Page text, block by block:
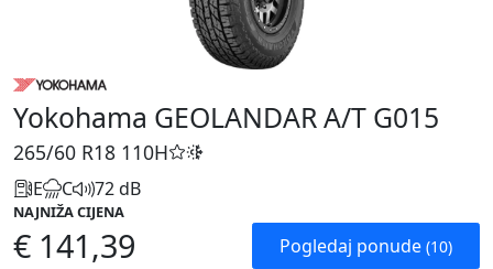
Yokohama GEOLANDAR A/T G015
265/60 R18 110H
E C 72 dB
NAJNIŽA CIJENA
€ 141,39 Pogledaj ponude (10)